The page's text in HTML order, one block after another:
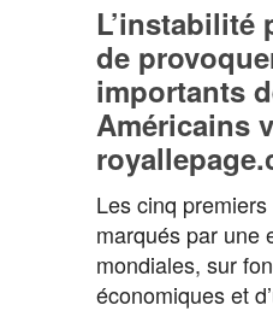
de
importants
Américains
Les cinq
marqués par une
mondiales, sur
économiques et